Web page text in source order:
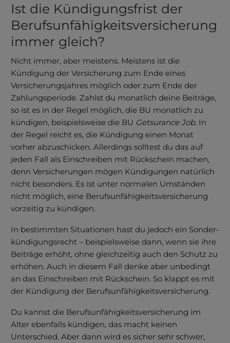
Ist die Kündigungs­frist der
Berufsunfähigkeits­versicherung
immer gleich?
Nicht immer, aber meistens. Meistens ist die
Kündigung der Versicherung zum Ende eines
Versicherungsjahres möglich oder zum Ende der
Zahlungs­periode. Zahlst du monat­lich deine Beiträge,
so ist es in der Regel möglich, die BU monatlich zu
kündigen, beispielsweise die BU Get­surance Job. In
der Regel reicht es, die Kündi­gung einen Monat
vorher abzu­schicken. Aller­dings solltest du das auf
jeden Fall als Ein­schreiben mit Rückschein machen,
denn Versicherungen mögen Kündigungen natürlich
nicht besonders. Es ist unter normalen Umständen
nicht möglich, eine Berufs­­unfähig­­keits­­ver­siche­rung
vorzeitig zu kündi­gen.
In be­stimmten Situa­tionen hast du jedoch ein Sonder­
kündigungs­recht – bei­spiels­weise dann, wenn sie ihre
Bei­träge erhöht, ohne gleich­zeitig auch den Schutz zu
erhöhen. Auch in diesem Fall denke aber unbedingt
an das Einschreiben mit Rückschein. So klappt es mit
der Kündigung der Berufs­unfähig­keits­versicherung.
Du kannst die Berufsunfähigkeitsversicherung im
Alter ebenfalls kündigen, das macht keinen
Unterschied. Aber dann wird es sicher sehr schwer,